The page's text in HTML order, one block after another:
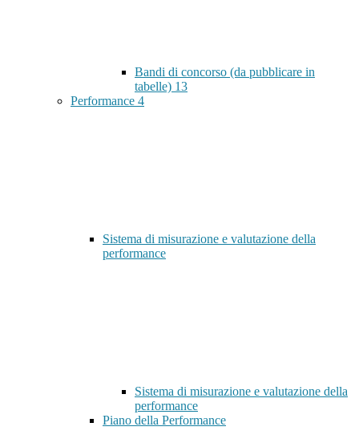
Bandi di concorso (da pubblicare in
tabelle) 13
Performance 4
Sistema di misurazione e valutazione della
performance
Sistema di misurazione e valutazione della
performance
Piano della Performance